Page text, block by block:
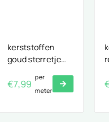
kerststoffen
goud sterretje
€7,99
per
meter